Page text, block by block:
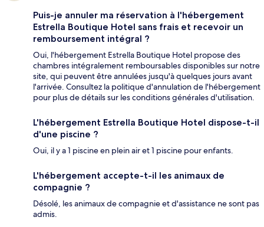
Puis-je annuler ma réservation à l'hébergement
Estrella Boutique Hotel sans frais et recevoir un
remboursement intégral ?
Oui, l'hébergement Estrella Boutique Hotel propose des
chambres intégralement remboursables disponibles sur notre
site, qui peuvent être annulées jusqu'à quelques jours avant
l'arrivée. Consultez la politique d'annulation de l'hébergement
pour plus de détails sur les conditions générales d'utilisation.
L'hébergement Estrella Boutique Hotel dispose-t-il
d'une piscine ?
Oui, il y a 1 piscine en plein air et 1 piscine pour enfants.
L'hébergement accepte-t-il les animaux de
compagnie ?
Désolé, les animaux de compagnie et d'assistance ne sont pas
admis.